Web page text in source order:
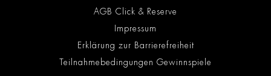
AGB Click & Reserve
Impressum
Erklärung zur Barrierefreiheit
Teilnahmebedingungen Gewinnspiele